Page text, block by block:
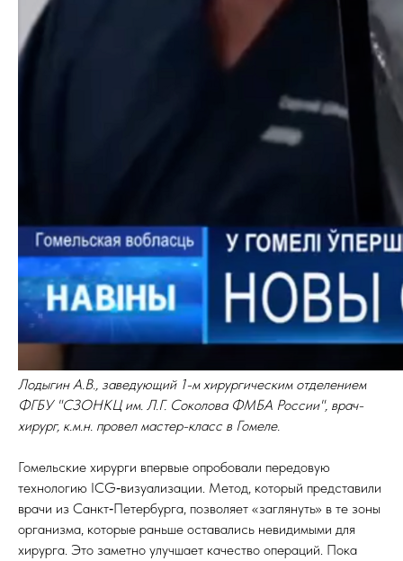
Лодыгин А.В., заведующий 1-м хирургическим отделением
ФГБУ "СЗОНКЦ им. Л.Г. Соколова ФМБА России", врач-
хирург, к.м.н. провел мастер-класс в Гомеле.
Гомельские хирурги впервые опробовали передовую
технологию ICG‑визуализации. Метод, который представили
врачи из Санкт‑Петербурга, позволяет «заглянуть» в те зоны
организма, которые раньше оставались невидимыми для
хирурга. Это заметно улучшает качество операций. Пока